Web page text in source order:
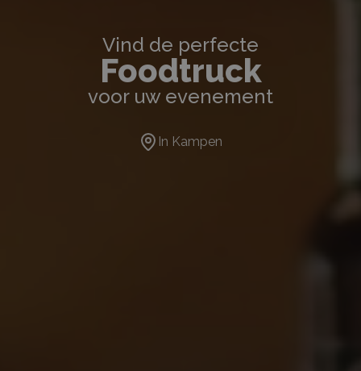
Vind de perfecte
Foodtruck
voor uw evenement
In Kampen